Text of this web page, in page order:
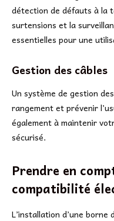
détection de défauts à la
surtensions et la
essentielles pour une
Gestion des câbles
Un système de gestion
rangement et prévenir
également à maintenir
sécurisé.
Prendre en
compatibilité
L’installation d’une